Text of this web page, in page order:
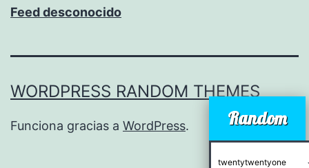
Feed desconocido
WORDPRESS RANDOM THEMES
Funciona gracias a WordPress. Random